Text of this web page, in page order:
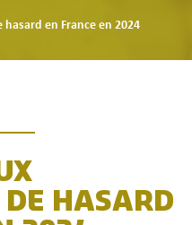
hasard en France en 2024
DE HASARD